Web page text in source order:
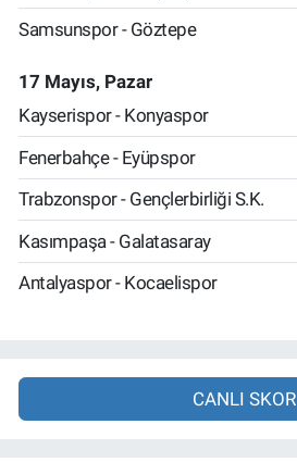
Samsunspor - Göztepe
17 Mayıs, Pazar
Kayserispor - Konyaspor
Fenerbahçe - Eyüpspor
Trabzonspor - Gençlerbirliği S.K.
Kasımpaşa - Galatasaray
Antalyaspor - Kocaelispor
CANLI SKOR